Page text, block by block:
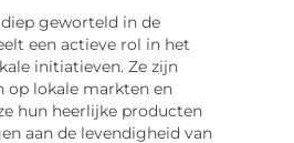
geworteld in de
een actieve rol in het
initiatieven. Ze zijn
op lokale markten en
hun heerlijke producten
aan de levendigheid van